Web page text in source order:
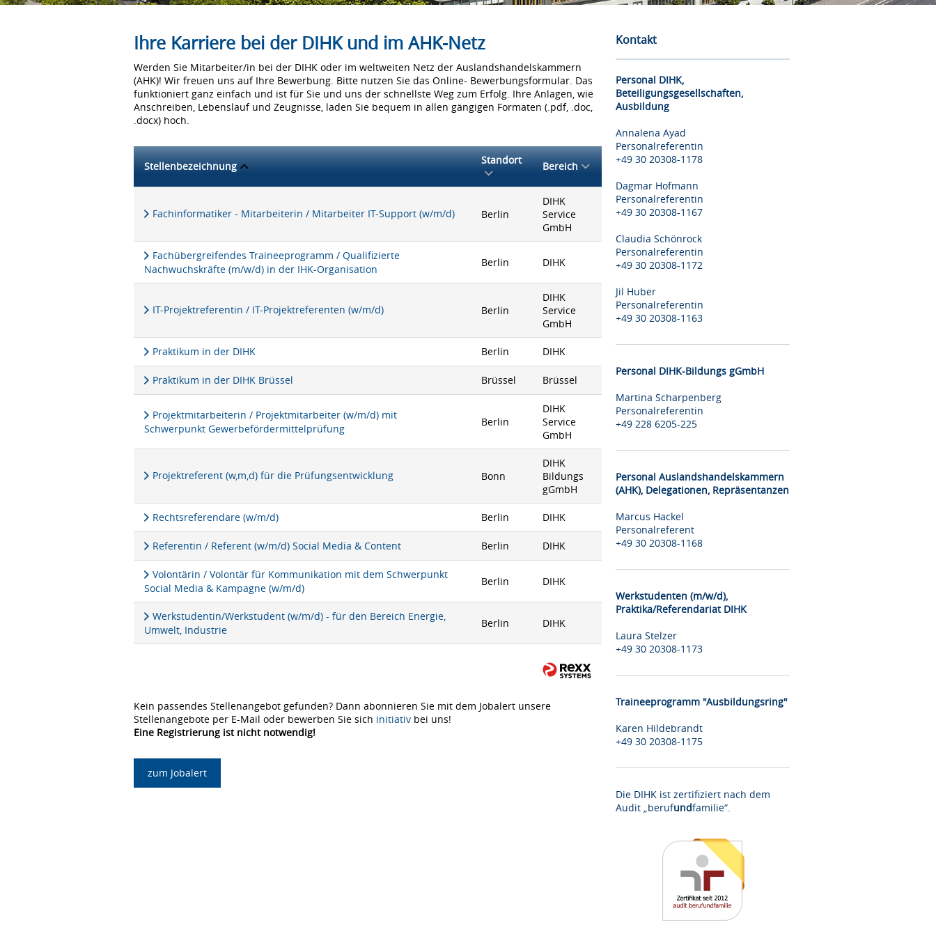
Ihre Karriere bei der DIHK und im AHK-Netz
Werden Sie Mitarbeiter/in bei der DIHK oder im weltweiten Netz der Auslandshandelskammern
(AHK)! Wir freuen uns auf Ihre Bewerbung. Bitte nutzen Sie das Online- Bewerbungsformular. Das
funktioniert ganz einfach und ist für Sie und uns der schnellste Weg zum Erfolg. Ihre Anlagen, wie
Anschreiben, Lebenslauf und Zeugnisse, laden Sie bequem in allen gängigen Formaten (.pdf, .doc,
.docx) hoch.
Stellenbezeichnung Standort Bereich
Fachinformatiker - Mitarbeiterin / Mitarbeiter IT-Support (w/m/d) Berlin
DIHK
Service
GmbH
Fachübergreifendes Traineeprogramm / Qualifizierte
Nachwuchskräfte (m/w/d) in der IHK-Organisation
Berlin DIHK
IT-Projektreferentin / IT-Projektreferenten (w/m/d) Berlin
DIHK
Service
GmbH
Praktikum in der DIHK Berlin DIHK
Praktikum in der DIHK Brüssel Brüssel Brüssel
Projektmitarbeiterin / Projektmitarbeiter (w/m/d) mit
Schwerpunkt Gewerbefördermittelprüfung
Berlin
DIHK
Service
GmbH
Projektreferent (w,m,d) für die Prüfungsentwicklung Bonn
DIHK
Bildungs
gGmbH
Rechtsreferendare (w/m/d) Berlin DIHK
Referentin / Referent (w/m/d) Social Media & Content Berlin DIHK
Volontärin / Volontär für Kommunikation mit dem Schwerpunkt
Social Media & Kampagne (w/m/d)
Berlin DIHK
Werkstudentin/Werkstudent (w/m/d) - für den Bereich Energie,
Umwelt, Industrie
Berlin DIHK
Kein passendes Stellenangebot gefunden? Dann abonnieren Sie mit dem Jobalert unsere
Stellenangebote per E-Mail oder bewerben Sie sich initiativ bei uns!
Eine Registrierung ist nicht notwendig!
zum Jobalert
Kontakt
Personal DIHK,
Beteiligungsgesellschaften,
Ausbildung
Annalena Ayad
Personalreferentin
+49 30 20308-1178
Dagmar Hofmann
Personalreferentin
+49 30 20308-1167
Claudia Schönrock
Personalreferentin
+49 30 20308-1172
Jil Huber
Personalreferentin
+49 30 20308-1163
Personal DIHK-Bildungs gGmbH
Martina Scharpenberg
Personalreferentin
+49 228 6205-225
Personal Auslandshandelskammern
(AHK), Delegationen, Repräsentanzen
Marcus Hackel
Personalreferent
+49 30 20308-1168
Werkstudenten (m/w/d),
Praktika/Referendariat DIHK
Laura Stelzer
+49 30 20308-1173
Traineeprogramm "Ausbildungsring"
Karen Hildebrandt
+49 30 20308-1175
Die DIHK ist zertifiziert nach dem
Audit „berufundfamilie“.